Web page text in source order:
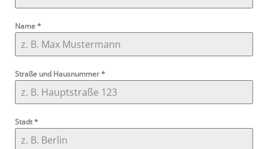
Name*
Straße und Hausnummer*
Stadt*